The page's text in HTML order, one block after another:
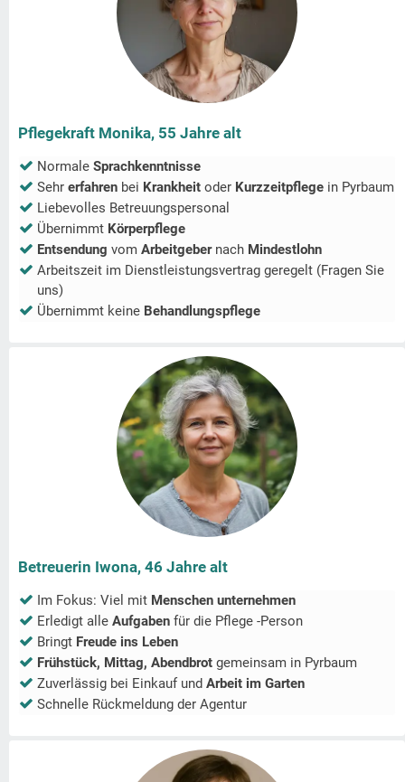
Pflegekraft Monika, 55 Jahre alt
Normale Sprachkenntnisse
Sehr erfahren bei Krankheit oder Kurzzeitpflege in Pyrbaum
Liebevolles Betreuungspersonal
Übernimmt Körperpflege
Entsendung vom Arbeitgeber nach Mindestlohn
Arbeitszeit im Dienstleistungsvertrag geregelt (Fragen Sie
uns)
Übernimmt keine Behandlungspflege
Betreuerin Iwona, 46 Jahre alt
Im Fokus: Viel mit Menschen unternehmen
Erledigt alle Aufgaben für die Pflege -Person
Bringt Freude ins Leben
Frühstück, Mittag, Abendbrot gemeinsam in Pyrbaum
Zuverlässig bei Einkauf und Arbeit im Garten
Schnelle Rückmeldung der Agentur